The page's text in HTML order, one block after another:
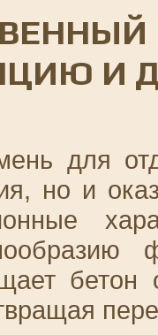
И
для
но и
бетон